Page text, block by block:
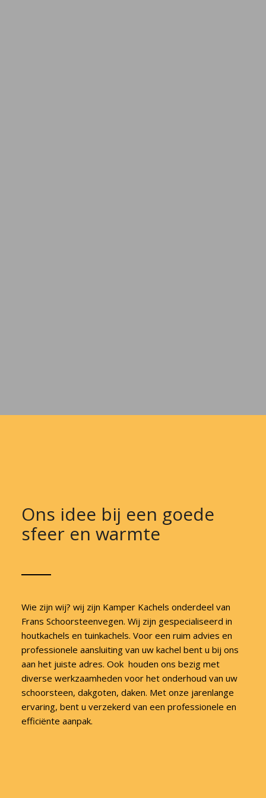
Ons idee bij een goede
sfeer en warmte
Wie zijn wij? wij zijn Kamper Kachels onderdeel van
Frans Schoorsteenvegen. Wij zijn gespecialiseerd in
houtkachels en tuinkachels. Voor een ruim advies en
professionele aansluiting van uw kachel bent u bij ons
aan het juiste adres. Ook houden ons bezig met
diverse werkzaamheden voor het onderhoud van uw
schoorsteen, dakgoten, daken. Met onze jarenlange
ervaring, bent u verzekerd van een professionele en
efficiënte aanpak.